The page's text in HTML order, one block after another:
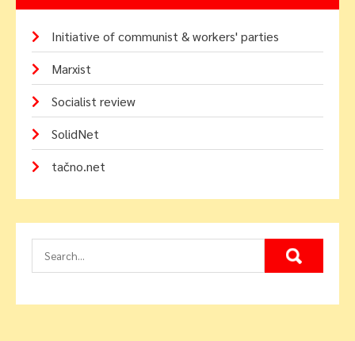
Initiative of communist & workers' parties
Marxist
Socialist review
SolidNet
tačno.net